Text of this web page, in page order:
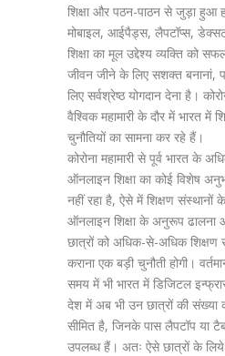
शिक्षा और पठन-पाठन से जुड़ा हुआ
मोबाइल, आईपैड्स, लैपटॉप्स,
शिक्षा का मूल उद्देश्य व्यक्ति को
जीवन जीने के लिए सशक्त बनानां,
लिए सर्वश्रेष्ठ योगदान देना है।
वैश्विक महामारी के दौर में भारत में
चुनौतियों का सामना कर रहे हैं।
कोरोना महामारी से पूर्व भारत के
ऑनलाइन शिक्षा का कोई विशेष
नहीं रहा है, ऐसे में शिक्षण संस्थानों
ऑनलाइन शिक्षा के अनुरूप ढालना
छात्रों को अधिक-से-अधिक शिक्षण
कराना एक बड़ी चुनौती होगी।
समय में भी भारत में डिजिटल
देश में अब भी उन छात्रों की संख्या
सीमित है, जिनके पास लैपटॉप या
उपलब्ध हैं। अतः ऐसे छात्रों के लिये